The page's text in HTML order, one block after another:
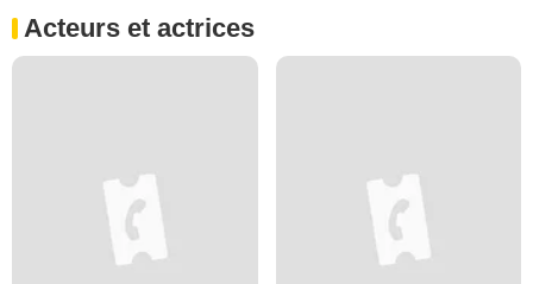
Acteurs et actrices